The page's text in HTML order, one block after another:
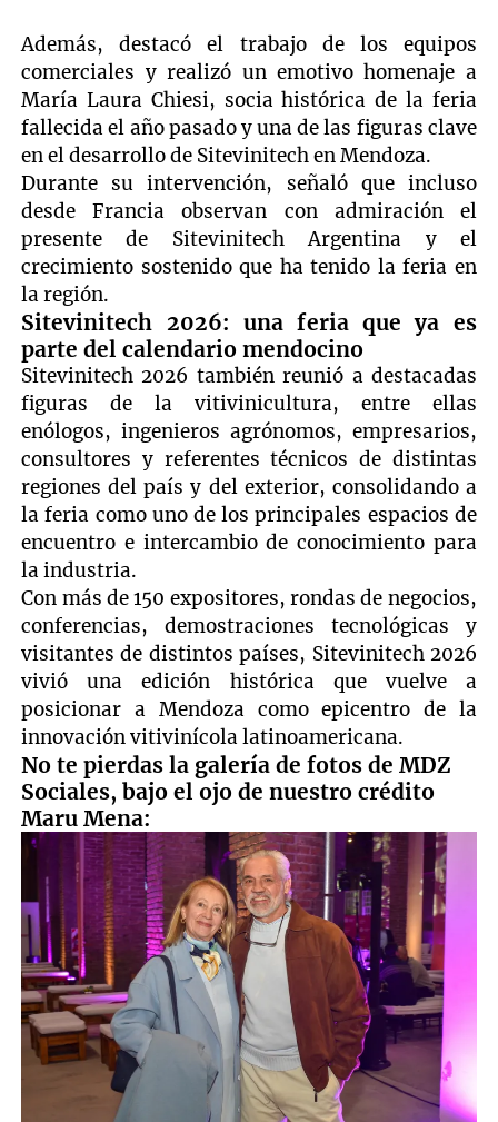
Además, destacó el trabajo de los equipos
comerciales y realizó un emotivo homenaje a
María Laura Chiesi, socia histórica de la feria
fallecida el año pasado y una de las figuras clave
en el desarrollo de Sitevinitech en Mendoza.
Durante su intervención, señaló que incluso
desde Francia observan con admiración el
presente de Sitevinitech Argentina y el
crecimiento sostenido que ha tenido la feria en
la región.
Sitevinitech 2026: una feria que ya es
parte del calendario mendocino
Sitevinitech 2026 también reunió a destacadas
figuras de la vitivinicultura, entre ellas
enólogos, ingenieros agrónomos, empresarios,
consultores y referentes técnicos de distintas
regiones del país y del exterior, consolidando a
la feria como uno de los principales espacios de
encuentro e intercambio de conocimiento para
la industria.
Con más de 150 expositores, rondas de negocios,
conferencias, demostraciones tecnológicas y
visitantes de distintos países, Sitevinitech 2026
vivió una edición histórica que vuelve a
posicionar a Mendoza como epicentro de la
innovación vitivinícola latinoamericana.
No te pierdas la galería de fotos de MDZ
Sociales, bajo el ojo de nuestro crédito
Maru Mena: